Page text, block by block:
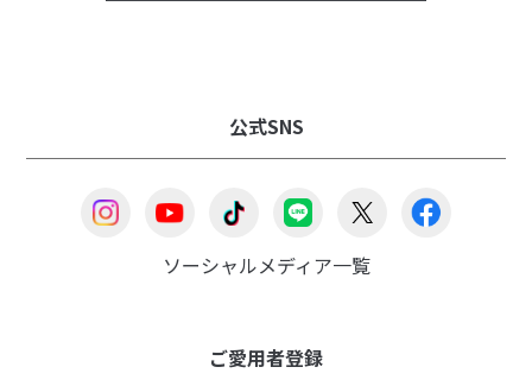
公式SNS
ソーシャルメディア一覧
ご愛用者登録